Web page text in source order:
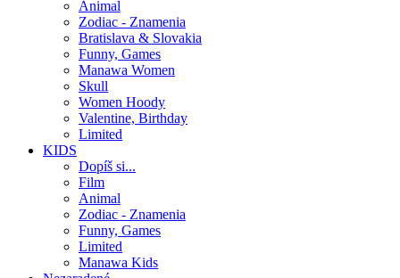
Animal
Zodiac - Znamenia
Bratislava & Slovakia
Funny, Games
Manawa Women
Skull
Women Hoody
Valentine, Birthday
Limited
KIDS
Dopíš si...
Film
Animal
Zodiac - Znamenia
Funny, Games
Limited
Manawa Kids